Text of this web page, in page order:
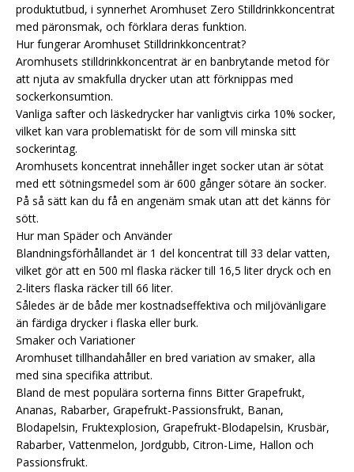
produktutbud, i synnerhet Aromhuset Zero Stilldrinkkoncentrat
med päronsmak, och förklara deras funktion.
Hur fungerar Aromhuset Stilldrinkkoncentrat?
Aromhusets stilldrinkkoncentrat är en banbrytande metod för
att njuta av smakfulla drycker utan att förknippas med
sockerkonsumtion.
Vanliga safter och läskedrycker har vanligtvis cirka 10% socker,
vilket kan vara problematiskt för de som vill minska sitt
sockerintag.
Aromhusets koncentrat innehåller inget socker utan är sötat
med ett sötningsmedel som är 600 gånger sötare än socker.
På så sätt kan du få en angenäm smak utan att det känns för
sött.
Hur man Späder och Använder
Blandningsförhållandet är 1 del koncentrat till 33 delar vatten,
vilket gör att en 500 ml flaska räcker till 16,5 liter dryck och en
2-liters flaska räcker till 66 liter.
Således är de både mer kostnadseffektiva och miljövänligare
än färdiga drycker i flaska eller burk.
Smaker och Variationer
Aromhuset tillhandahåller en bred variation av smaker, alla
med sina specifika attribut.
Bland de mest populära sorterna finns Bitter Grapefrukt,
Ananas, Rabarber, Grapefrukt-Passionsfrukt, Banan,
Blodapelsin, Fruktexplosion, Grapefrukt-Blodapelsin, Krusbär,
Rabarber, Vattenmelon, Jordgubb, Citron-Lime, Hallon och
Passionsfrukt.